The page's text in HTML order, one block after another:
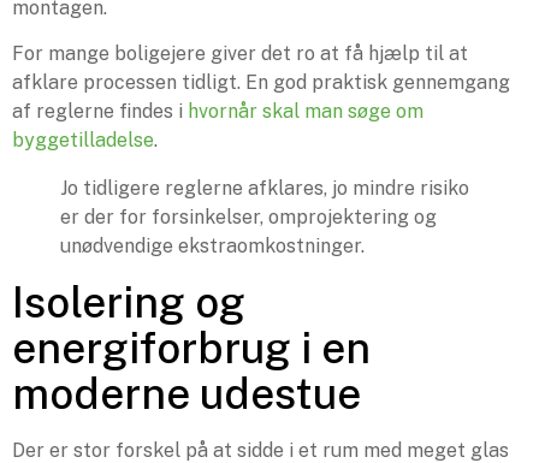
montagen.
For mange boligejere giver det ro at få hjælp til at
afklare processen tidligt. En god praktisk gennemgang
af reglerne findes i hvornår skal man søge om
byggetilladelse.
Jo tidligere reglerne afklares, jo mindre risiko
er der for forsinkelser, omprojektering og
unødvendige ekstraomkostninger.
Isolering og
energiforbrug i en
moderne udestue
Der er stor forskel på at sidde i et rum med meget glas